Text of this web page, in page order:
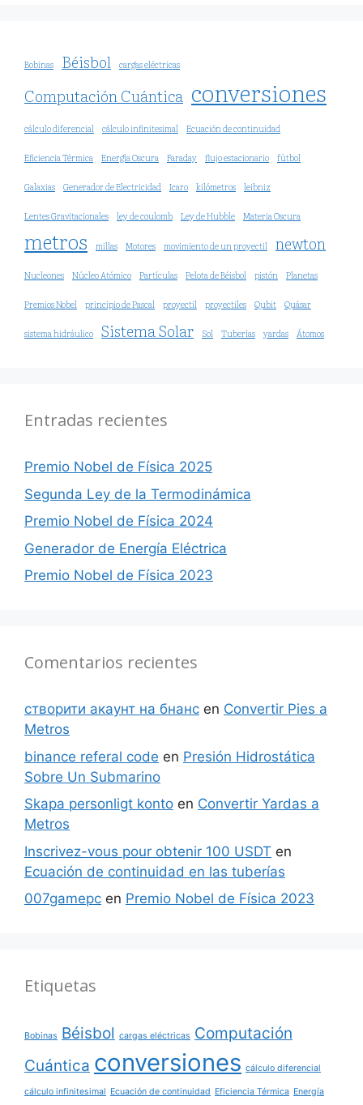
Bobinas Béisbol cargas eléctricas
Computación Cuántica conversiones
cálculo diferencial cálculo infinitesimal Ecuación de continuidad
Eficiencia Térmica Energía Oscura Faraday flujo estacionario fútbol
Galaxias Generador de Electricidad Icaro kilómetros leibniz
Lentes Gravitacionales ley de coulomb Ley de Hubble Materia Oscura
metros millas Motores movimiento de un proyectil newton
Nucleones Núcleo Atómico Partículas Pelota de Béisbol pistón Planetas
Premios Nobel principio de Pascal proyectil proyectiles Qubit Quásar
sistema hidráulico Sistema Solar Sol Tuberías yardas Átomos
Entradas recientes
Premio Nobel de Física 2025
Segunda Ley de la Termodinámica
Premio Nobel de Física 2024
Generador de Energía Eléctrica
Premio Nobel de Física 2023
Comentarios recientes
створити акаунт на бнанс en Convertir Pies a
Metros
binance referal code en Presión Hidrostática
Sobre Un Submarino
Skapa personligt konto en Convertir Yardas a
Metros
Inscrivez-vous pour obtenir 100 USDT en
Ecuación de continuidad en las tuberías
007gamepc en Premio Nobel de Física 2023
Etiquetas
Bobinas Béisbol cargas eléctricas Computación
Cuántica conversiones cálculo diferencial
cálculo infinitesimal Ecuación de continuidad Eficiencia Térmica Energía